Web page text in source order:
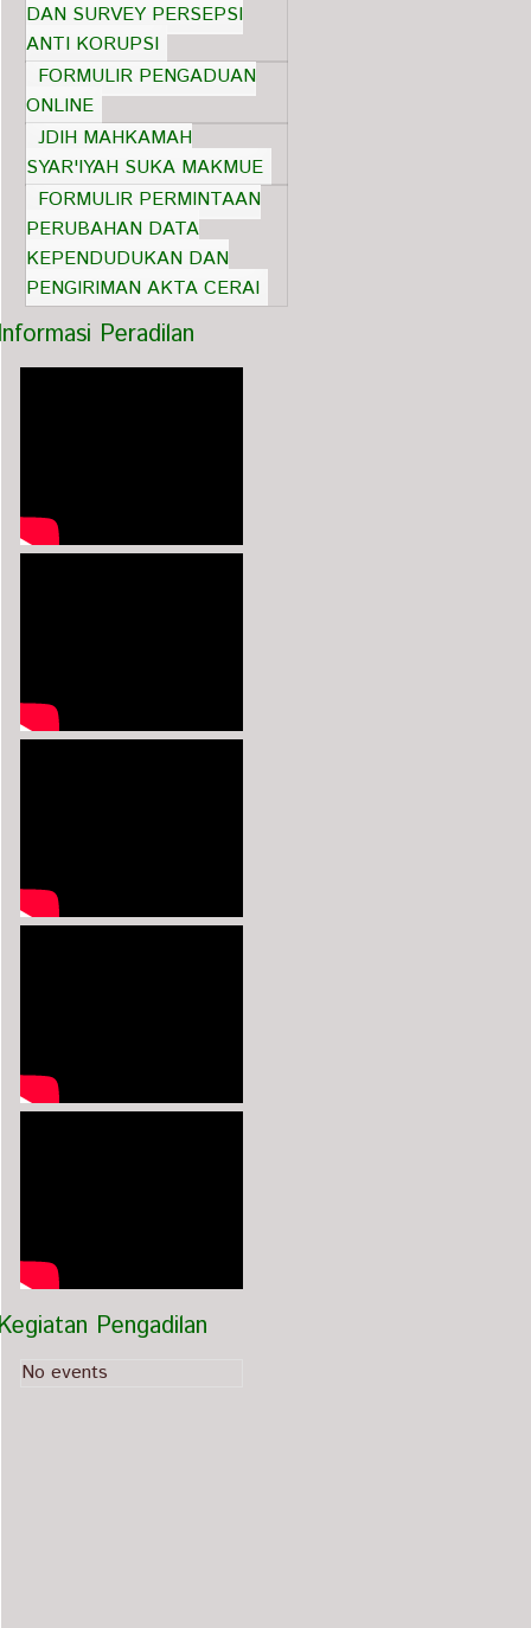
DAN SURVEY PERSEPSI
ANTI KORUPSI
FORMULIR PENGADUAN
ONLINE
JDIH MAHKAMAH
SYAR'IYAH SUKA MAKMUE
FORMULIR PERMINTAAN
PERUBAHAN DATA
KEPENDUDUKAN DAN
PENGIRIMAN AKTA CERAI
Peradilan
Pengadilan
No events